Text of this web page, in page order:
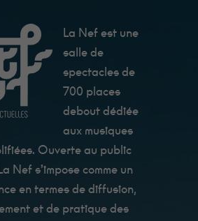
La Nef est une
salle de
spectacles de
700 places
debout dédiée
aux musiques
Ouverte au public
Nef s’impose comme un
en termes de diffusion,
et de pratique des